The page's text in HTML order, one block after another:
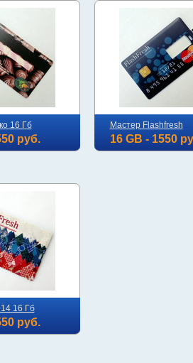
16 Гб
руб.
Мастер Flashfresh
16 GB - 1550
16 Гб
руб.